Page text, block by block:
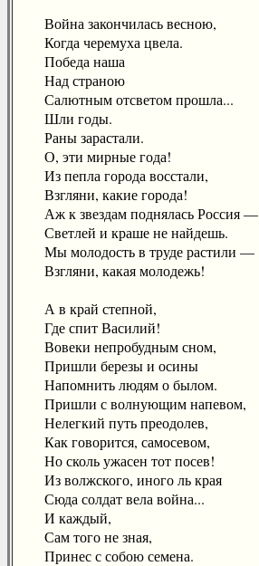
Война закончилась весною,
Когда черемуха цвела.
Победа наша
Над страною
Салютным отсветом прошла...
Шли годы.
Раны зарастали.
О, эти мирные года!
Из пепла города восстали,
Взгляни, какие города!
Аж к звездам поднялась Россия —
Светлей и краше не найдешь.
Мы молодость в труде растили —
Взгляни, какая молодежь!
А в край степной,
Где спит Василий!
Вовеки непробудным сном,
Пришли березы и осины
Напомнить людям о былом.
Пришли с волнующим напевом,
Нелегкий путь преодолев,
Как говорится, самосевом,
Но сколь ужасен тот посев!
Из волжского, иного ль края
Сюда солдат вела война...
И каждый,
Сам того не зная,
Принес с собою семена.